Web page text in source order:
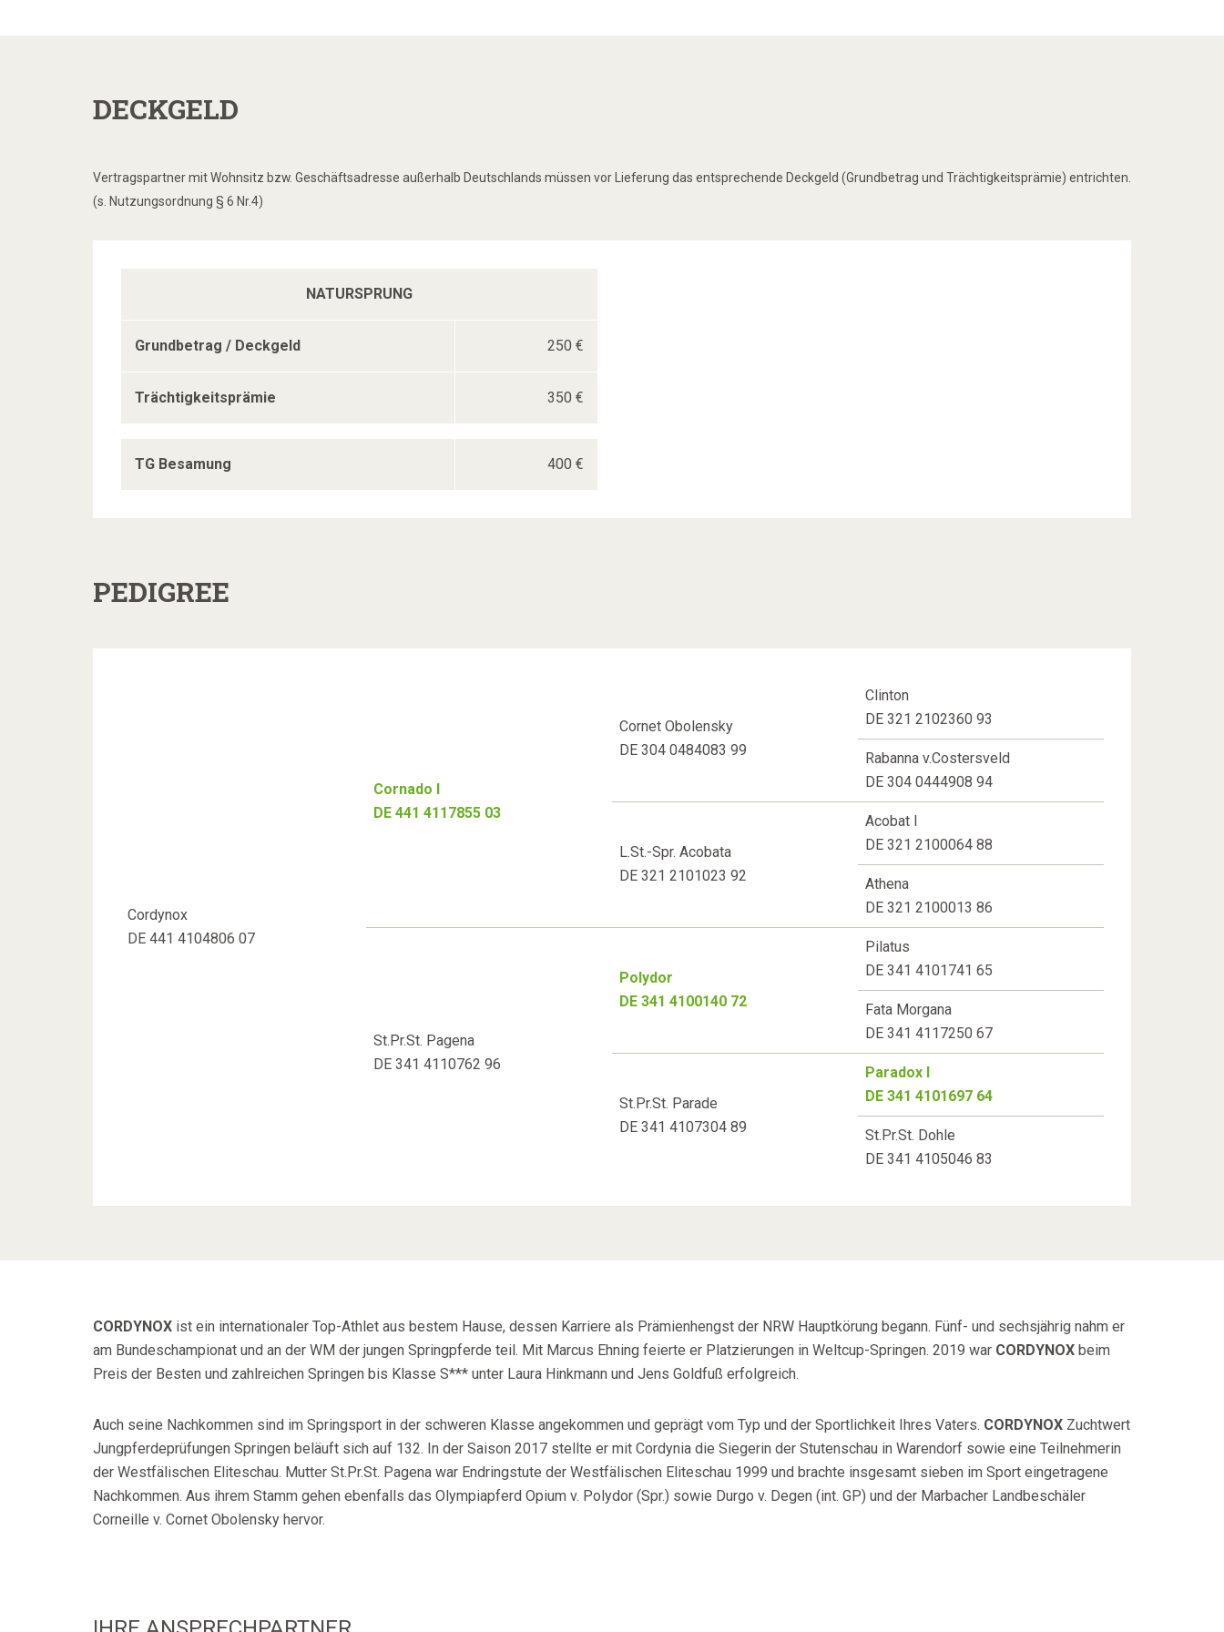
DECKGELD
Vertragspartner mit Wohnsitz bzw. Geschäftsadresse außerhalb Deutschlands müssen vor Lieferung das entsprechende Deckgeld (Grundbetrag und Trächtigkeitsprämie) entrichten.
(s. Nutzungsordnung § 6 Nr.4)
NATURSPRUNG
Grundbetrag / Deckgeld 250 €
Trächtigkeitsprämie 350 €
TG Besamung 400 €
PEDIGREE
Cordynox
DE 441 4104806 07
Cornado I
DE 441 4117855 03
Cornet Obolensky
DE 304 0484083 99
Clinton
DE 321 2102360 93
Rabanna v.Costersveld
DE 304 0444908 94
L.St.-Spr. Acobata
DE 321 2101023 92
Acobat I
DE 321 2100064 88
Athena
DE 321 2100013 86
St.Pr.St. Pagena
DE 341 4110762 96
Polydor
DE 341 4100140 72
Pilatus
DE 341 4101741 65
Fata Morgana
DE 341 4117250 67
St.Pr.St. Parade
DE 341 4107304 89
Paradox I
DE 341 4101697 64
St.Pr.St. Dohle
DE 341 4105046 83
CORDYNOX ist ein internationaler Top-Athlet aus bestem Hause, dessen Karriere als Prämienhengst der NRW Hauptkörung begann. Fünf- und sechsjährig nahm er
am Bundeschampionat und an der WM der jungen Springpferde teil. Mit Marcus Ehning feierte er Platzierungen in Weltcup-Springen. 2019 war CORDYNOX beim
Preis der Besten und zahlreichen Springen bis Klasse S*** unter Laura Hinkmann und Jens Goldfuß erfolgreich.
Auch seine Nachkommen sind im Springsport in der schweren Klasse angekommen und geprägt vom Typ und der Sportlichkeit Ihres Vaters. CORDYNOX Zuchtwert
Jungpferdeprüfungen Springen beläuft sich auf 132. In der Saison 2017 stellte er mit Cordynia die Siegerin der Stutenschau in Warendorf sowie eine Teilnehmerin
der Westfälischen Eliteschau. Mutter St.Pr.St. Pagena war Endringstute der Westfälischen Eliteschau 1999 und brachte insgesamt sieben im Sport eingetragene
Nachkommen. Aus ihrem Stamm gehen ebenfalls das Olympiapferd Opium v. Polydor (Spr.) sowie Durgo v. Degen (int. GP) und der Marbacher Landbeschäler
Corneille v. Cornet Obolensky hervor.